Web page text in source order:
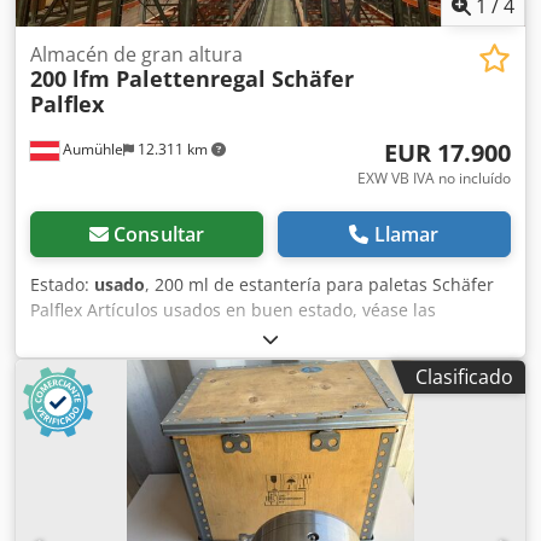
1 /4
Aumühle 12.311 km
Almacén de gran altura
200 lfm Palettenregal Schäfer
Palflex
EUR 17.900
EXW VB IVA no incluído
Consultar Llamar
Estado: usado, 200 ml de estantería para paletas Schäfer
Palflex Artículos usados en buen estado, véase las
imágenes. Altura: 6,5 m Profundidad: 110 cm, galvanizado
Carga por campo: 24.000 kg Longitud del travesaño: 4,1 m,
color naranja Travesaño con capacidad de carga por nivel:
3.000 kg Precio negociable: 17.900 €, neto, recogida en
almacén La oferta incluye: + 49 unidades de marcos
premontados, profundidad 110 cm, altura 6,5 m + 288
unidades de travesaños, longitud 4,1 m, capacidad de
carga por nivel: 3.000 kg + 576 unidades de seguros de
Clasificado